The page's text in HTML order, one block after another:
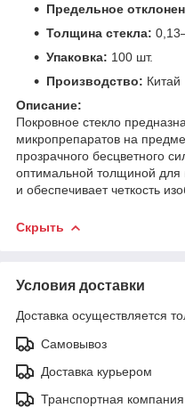
Предельное
Толщина стекла:
Упаковка: 100 шт.
Производство: Китай
Описание:
Покровное стекло
микропрепаратов на
прозрачного бесцветного
оптимальной толщиной для
и обеспечивает четкость
Скрыть
Условия доставки
Доставка осуществляется
Самовывоз
Доставка курьером
Транспортная компания